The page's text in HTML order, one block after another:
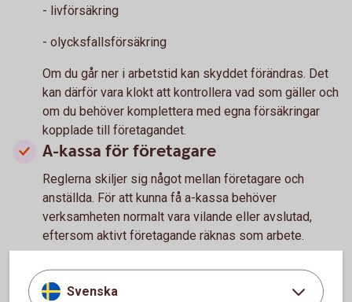
- livförsäkring
- olycksfallsförsäkring
Om du går ner i arbetstid kan skyddet förändras. Det
kan därför vara klokt att kontrollera vad som gäller och
om du behöver komplettera med egna försäkringar
kopplade till företagandet.
A-kassa för företagare
Reglerna skiljer sig något mellan företagare och
anställda. För att kunna få a-kassa behöver
verksamheten normalt vara vilande eller avslutad,
eftersom aktivt företagande räknas som arbete.
Det är därför bra att ta reda på vad som gäller innan du
gör större förändringar i din arbetssituation.
Svenska